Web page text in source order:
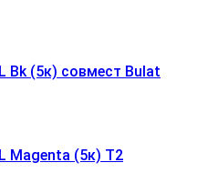
Bk (5к) совмест Bulat
Magenta (5к) Т2